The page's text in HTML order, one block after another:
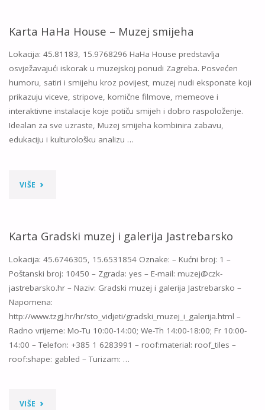
MIMARA"
Karta HaHa House – Muzej smijeha
Lokacija: 45.81183, 15.9768296 HaHa House predstavlja
osvježavajući iskorak u muzejskoj ponudi Zagreba. Posvećen
humoru, satiri i smijehu kroz povijest, muzej nudi eksponate koji
prikazuju viceve, stripove, komične filmove, memeove i
interaktivne instalacije koje potiču smijeh i dobro raspoloženje.
Idealan za sve uzraste, Muzej smijeha kombinira zabavu,
edukaciju i kulturološku analizu …
VIŠE "KARTA
HOUSE
MUZEJ
SMIJEHA"
Karta Gradski muzej i galerija Jastrebarsko
Lokacija: 45.6746305, 15.6531854 Oznake: – Kućni broj: 1 –
Poštanski broj: 10450 – Zgrada: yes – E-mail: muzej@czk-
jastrebarsko.hr – Naziv: Gradski muzej i galerija Jastrebarsko –
Napomena:
http://www.tzgj.hr/hr/sto_vidjeti/gradski_muzej_i_galerija.html –
Radno vrijeme: Mo-Tu 10:00-14:00; We-Th 14:00-18:00; Fr 10:00-
14:00 – Telefon: +385 1 6283991 – roof:material: roof_tiles –
roof:shape: gabled – Turizam: …
VIŠE "KARTA